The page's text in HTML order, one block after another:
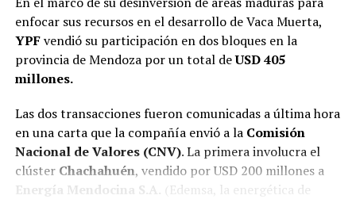
La tasa anual de la caución a un día subía a 25%, cinco
puntos más que la semana anterior. Las LECAP de
mediano plazo ofrecían un rendimiento de 2,01%
efectivo mensual, mientras que el día anterior solo se
agosto. El BONCAP con vencimiento el 31 de mayo
otorgaba una tasa de 2,10% efectivo mensual.
Esta situación provocó queel Banco Central modere
la absorción de pesos . Si bien consiguió mantener
enfocar sus recursos en el desarrollo de Vaca Muerta,
YPFvendió su participación en dos bloques en la
provincia de Mendoza por un total deUSD 405
millones.
Las dos transacciones fueron comunicadas a última hora
en una carta que la compañía envió a la Comisión
Nacional de Valores (CNV). La primera involucra el
clúster Chachahuén, vendido por USD 200 millones a
Energía Mendocina S.A.
(Edemsa, la energética de